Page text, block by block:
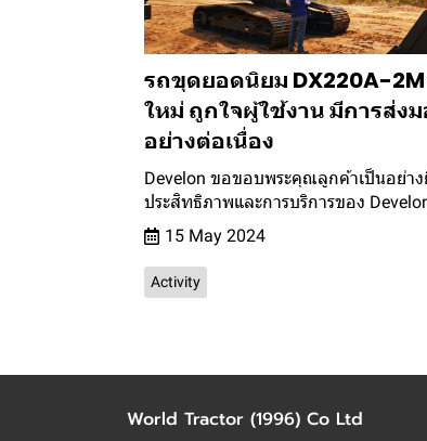
รถขุดยอดนิยม DX220A-
ใหม่ ถูกใจผู้ใช้งาน มีการส่ง
อย่างต่อเนื่อง
Develon ขอขอบพระคุณลูกค้าเป็นอย่า
ประสิทธิภาพและการบริการของ
15 May 2024
Activity
World Tractor (1996) Co Ltd